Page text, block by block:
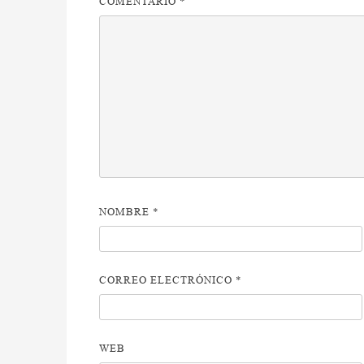
NOMBRE *
CORREO ELECTRÓNICO *
WEB